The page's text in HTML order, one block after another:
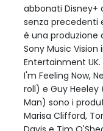
abbonati Disney+
senza precedenti
è una produzione
Sony Music
Entertainment UK.
I'm Feeling Now,
roll) e Guy Heeley
Man) sono i
Marisa Clifford,